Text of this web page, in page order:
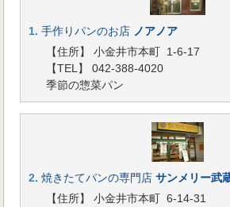
1. 手作りパンのお店 ノアノア
【住所】 小金井市本町 1-6-17
【TEL】 042-388-4020
季節の惣菜パン
2. 焼きたてパンの専門店 サンメリー武
【住所】 小金井市本町 6-14-31